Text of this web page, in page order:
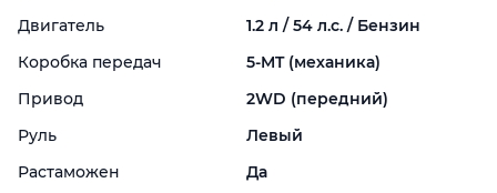
Двигатель
1.2 л / 54 л.с. / Бензин
Коробка передач
5-MT (механика)
Привод
2WD (передний)
Руль
Левый
Растаможен
Да